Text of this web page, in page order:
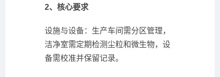
2、核心要求
设施与设备：生产车间需分区管理，
洁净室需定期检测尘粒和微生物，设
备需校准并保留记录。